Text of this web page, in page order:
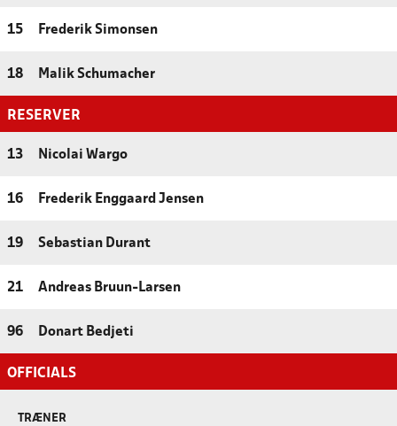
15 Frederik Simonsen
18 Malik Schumacher
RESERVER
13 Nicolai Wargo
16 Frederik Enggaard Jensen
19 Sebastian Durant
21 Andreas Bruun-Larsen
96 Donart Bedjeti
OFFICIALS
TRÆNER